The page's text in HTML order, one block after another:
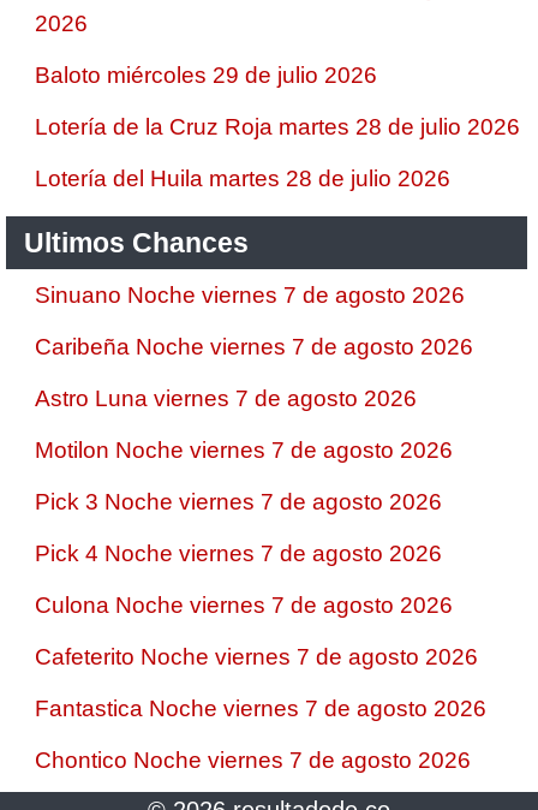
2026
Baloto miércoles 29 de julio 2026
Lotería de la Cruz Roja martes 28 de julio 2026
Lotería del Huila martes 28 de julio 2026
Ultimos Chances
Sinuano Noche viernes 7 de agosto 2026
Caribeña Noche viernes 7 de agosto 2026
Astro Luna viernes 7 de agosto 2026
Motilon Noche viernes 7 de agosto 2026
Pick 3 Noche viernes 7 de agosto 2026
Pick 4 Noche viernes 7 de agosto 2026
Culona Noche viernes 7 de agosto 2026
Cafeterito Noche viernes 7 de agosto 2026
Fantastica Noche viernes 7 de agosto 2026
Chontico Noche viernes 7 de agosto 2026